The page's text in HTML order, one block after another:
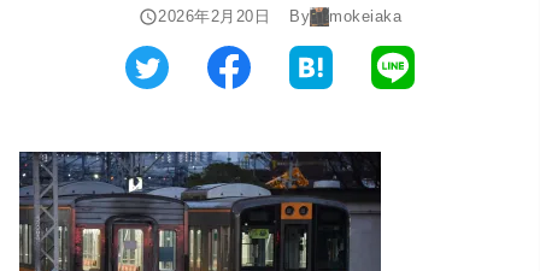
2026年2月20日 By mokeiaka